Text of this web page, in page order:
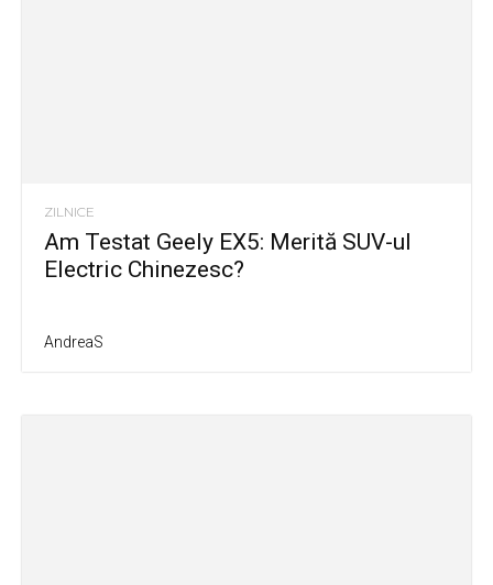
ZILNICE
Am Testat Geely EX5: Merită SUV-ul
Electric Chinezesc?
AndreaS